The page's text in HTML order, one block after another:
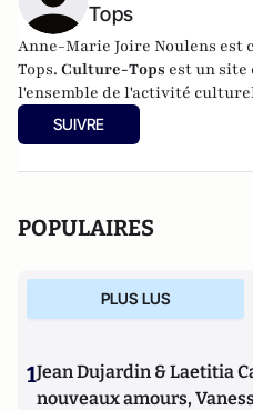
Tops
Anne-Marie Joire Noulens
Tops. Culture-Tops est un
l'ensemble de l'activité
opéras, ballets, spectacles
etc.). Culture-Tops a été créé
SUIVRE
POPULAIRES
PLUS LUS
1Jean Dujardin & Laetitia
nouveaux amours,